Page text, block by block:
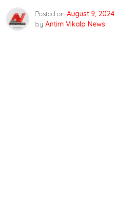
Posted on August 9, 2024
by Antim Vikalp News